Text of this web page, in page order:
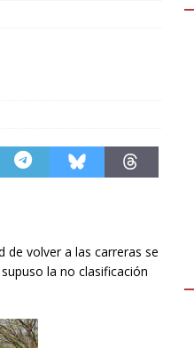
de volver a las carreras se
la no clasificación